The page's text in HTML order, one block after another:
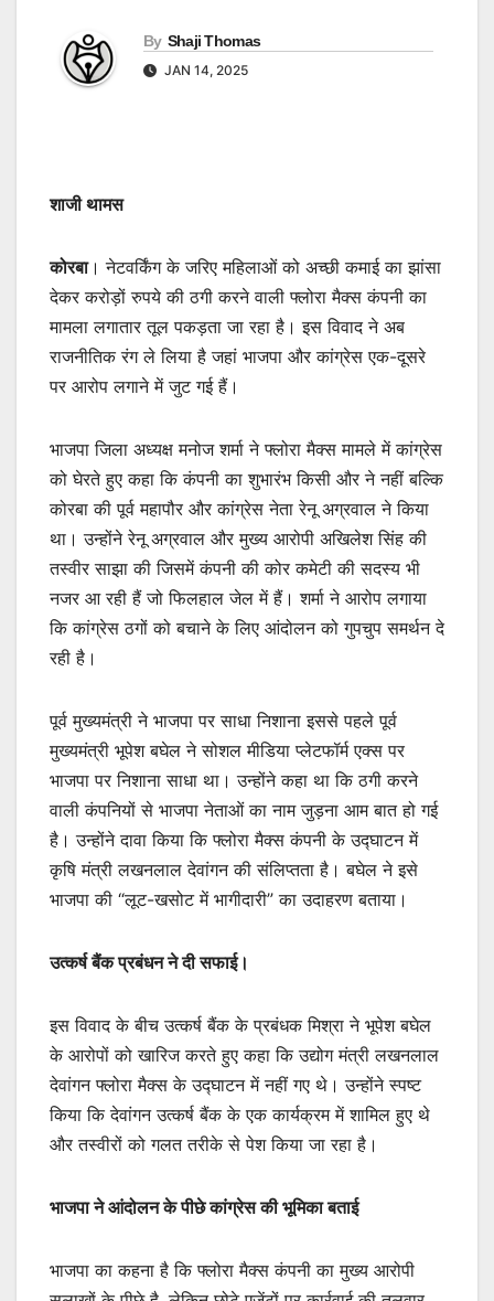
By Shaji Thomas
JAN 14, 2025
शाजी थामस
कोरबा। नेटवर्किंग के जरिए महिलाओं को अच्छी कमाई का झांसा
देकर करोड़ों रुपये की ठगी करने वाली फ्लोरा मैक्स कंपनी का
मामला लगातार तूल पकड़ता जा रहा है। इस विवाद ने अब
राजनीतिक रंग ले लिया है जहां भाजपा और कांग्रेस एक-दूसरे
पर आरोप लगाने में जुट गई हैं।
भाजपा जिला अध्यक्ष मनोज शर्मा ने फ्लोरा मैक्स मामले में कांग्रेस
को घेरते हुए कहा कि कंपनी का शुभारंभ किसी और ने नहीं बल्कि
कोरबा की पूर्व महापौर और कांग्रेस नेता रेनू अग्रवाल ने किया
था। उन्होंने रेनू अग्रवाल और मुख्य आरोपी अखिलेश सिंह की
तस्वीर साझा की जिसमें कंपनी की कोर कमेटी की सदस्य भी
नजर आ रही हैं जो फिलहाल जेल में हैं। शर्मा ने आरोप लगाया
कि कांग्रेस ठगों को बचाने के लिए आंदोलन को गुपचुप समर्थन दे
रही है।
पूर्व मुख्यमंत्री ने भाजपा पर साधा निशाना इससे पहले पूर्व
मुख्यमंत्री भूपेश बघेल ने सोशल मीडिया प्लेटफॉर्म एक्स पर
भाजपा पर निशाना साधा था। उन्होंने कहा था कि ठगी करने
वाली कंपनियों से भाजपा नेताओं का नाम जुड़ना आम बात हो गई
है। उन्होंने दावा किया कि फ्लोरा मैक्स कंपनी के उद्घाटन में
कृषि मंत्री लखनलाल देवांगन की संलिप्तता है। बघेल ने इसे
भाजपा की “लूट-खसोट में भागीदारी” का उदाहरण बताया।
उत्कर्ष बैंक प्रबंधन ने दी सफाई।
इस विवाद के बीच उत्कर्ष बैंक के प्रबंधक मिश्रा ने भूपेश बघेल
के आरोपों को खारिज करते हुए कहा कि उद्योग मंत्री लखनलाल
देवांगन फ्लोरा मैक्स के उद्घाटन में नहीं गए थे। उन्होंने स्पष्ट
किया कि देवांगन उत्कर्ष बैंक के एक कार्यक्रम में शामिल हुए थे
और तस्वीरों को गलत तरीके से पेश किया जा रहा है।
भाजपा ने आंदोलन के पीछे कांग्रेस की भूमिका बताई
भाजपा का कहना है कि फ्लोरा मैक्स कंपनी का मुख्य आरोपी